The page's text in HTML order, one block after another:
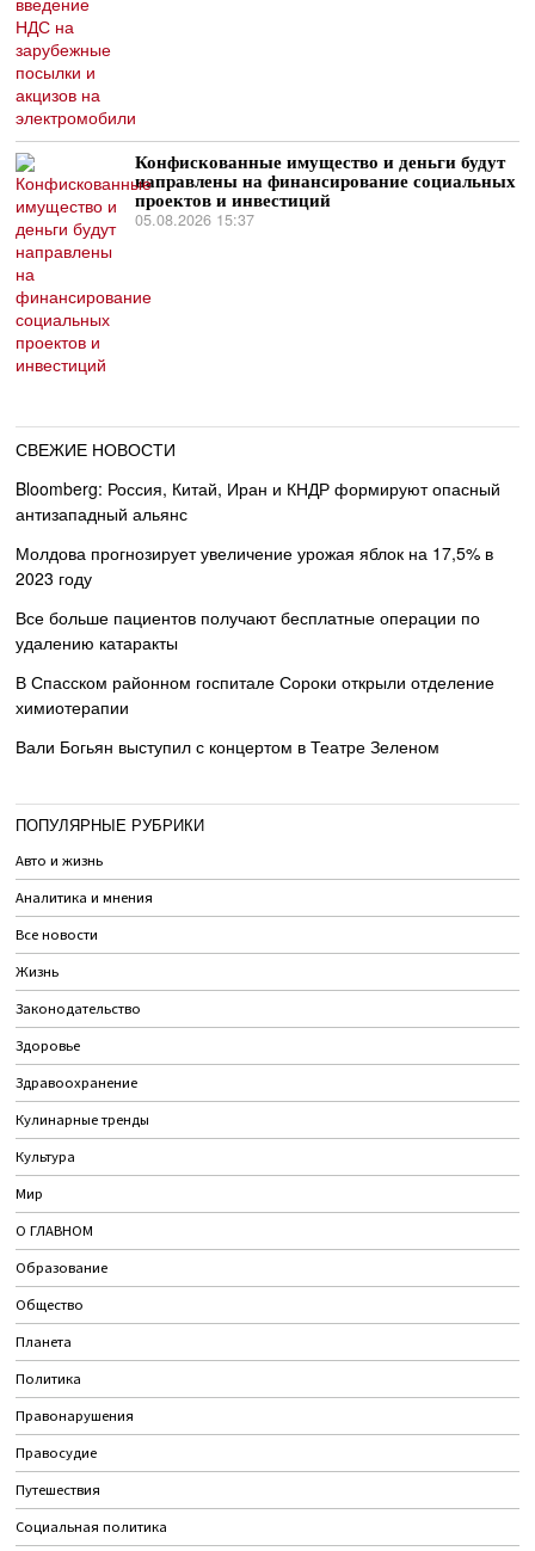
Конфискованные имущество и деньги будут
направлены на финансирование социальных
проектов и инвестиций
05.08.2026 15:37
СВЕЖИЕ НОВОСТИ
Bloomberg: Россия, Китай, Иран и КНДР формируют опасный
антизападный альянс
Молдова прогнозирует увеличение урожая яблок на 17,5% в
2023 году
Все больше пациентов получают бесплатные операции по
удалению катаракты
В Спасском районном госпитале Сороки открыли отделение
химиотерапии
Вали Богьян выступил с концертом в Театре Зеленом
ПОПУЛЯРНЫЕ РУБРИКИ
Авто и жизнь
Аналитика и мнения
Все новости
Жизнь
Законодательство
Здоровье
Здравоохранение
Кулинарные тренды
Культура
Мир
О ГЛАВНОМ
Образование
Общество
Планета
Политика
Правонарушения
Правосудие
Путешествия
Социальная политика